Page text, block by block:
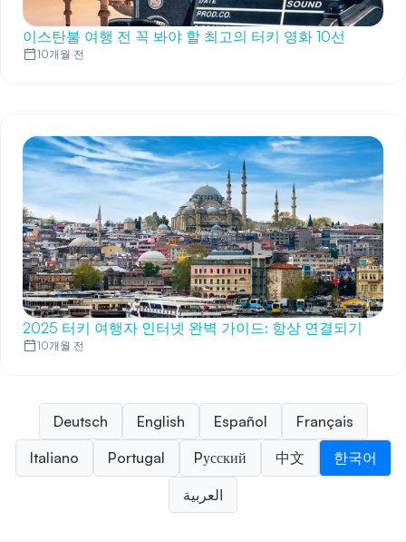
이스탄불 여행 전 꼭 봐야 할 최고의 터키 영화 10선
10개월 전
2025 터키 여행자 인터넷 완벽 가이드: 항상 연결되기
10개월 전
Deutsch English Español
Français
Italiano
Portugal Pусский 中文 한국어
العربية